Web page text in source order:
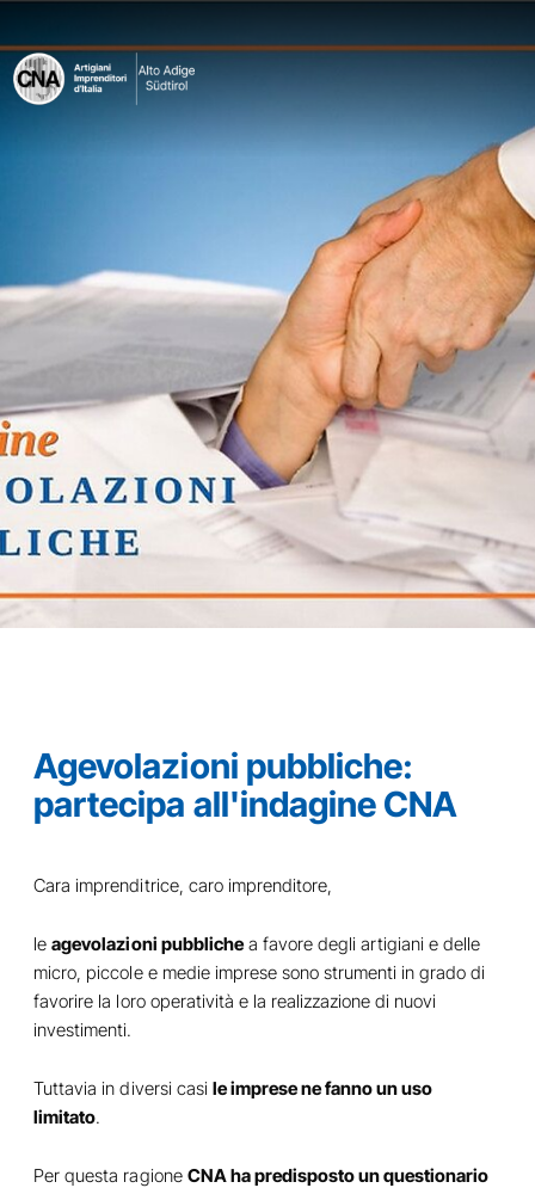
Agevolazioni pubbliche:
partecipa all'indagine CNA
Cara imprenditrice, caro imprenditore,
leagevolazioni pubblichea favore degli artigiani e delle
micro, piccole e medie imprese sono strumenti in grado di
favorire la loro operatività e la realizzazione di nuovi
investimenti.
Tuttavia in diversi casi le imprese ne fanno un uso
limitato.
Per questa ragione CNA ha predisposto un questionario